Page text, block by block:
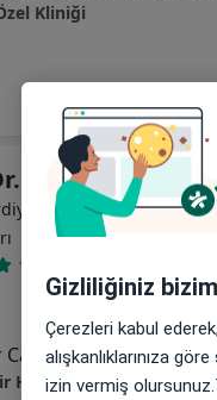
Kliniği
Bülent Oran
Çocuk sağlığı ve
13 görüş
Yenişehir Mahallesi İşçiler Caddesi No:126, Konak • Harita
Hastanesi
Gizliliğiniz
Çerezleri kabul
alışkanlıklarınıza
izin vermiş